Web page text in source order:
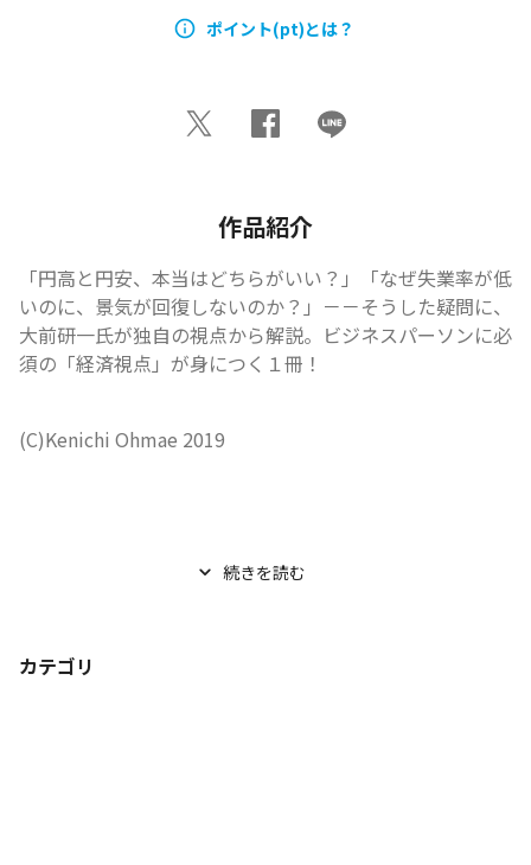
ポイント(pt)とは？
作品紹介
「円高と円安、本当はどちらがいい？」「なぜ失業率が低
いのに、景気が回復しないのか？」－－そうした疑問に、
大前研一氏が独自の視点から解説。ビジネスパーソンに必
須の「経済視点」が身につく１冊！
(C)Kenichi Ohmae 2019
続きを読む
カテゴリ